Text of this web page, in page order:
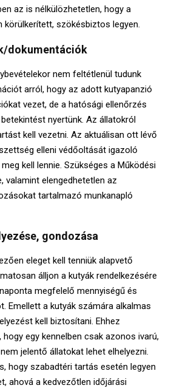
az is nélkülözhetetlen, hogy a
körülkerített, szökésbiztos legyen.
dokumentációk
nem feltétlenül tudunk
arról, hogy az adott kutyapanzió
vezet, de a hatósági ellenőrzés
nyertünk. Az állatokról
kell vezetni. Az aktuálisan ott lévő
elleni védőoltását igazoló
kell lennie. Szükséges a Működési
valamint elengedhetetlen az
tartalmazó munkanapló
gondozása
eleget kell tenniük alapvető
álljon a kutyák rendelkezésére
megfelelő mennyiségű és
Emellett a kutyák számára alkalmas
kell biztosítani. Ehhez
egy kennelben csak azonos ivarú,
jelentő állatokat lehet elhelyezni.
hogy szabadtéri tartás esetén legyen
ahová a kedvezőtlen időjárási